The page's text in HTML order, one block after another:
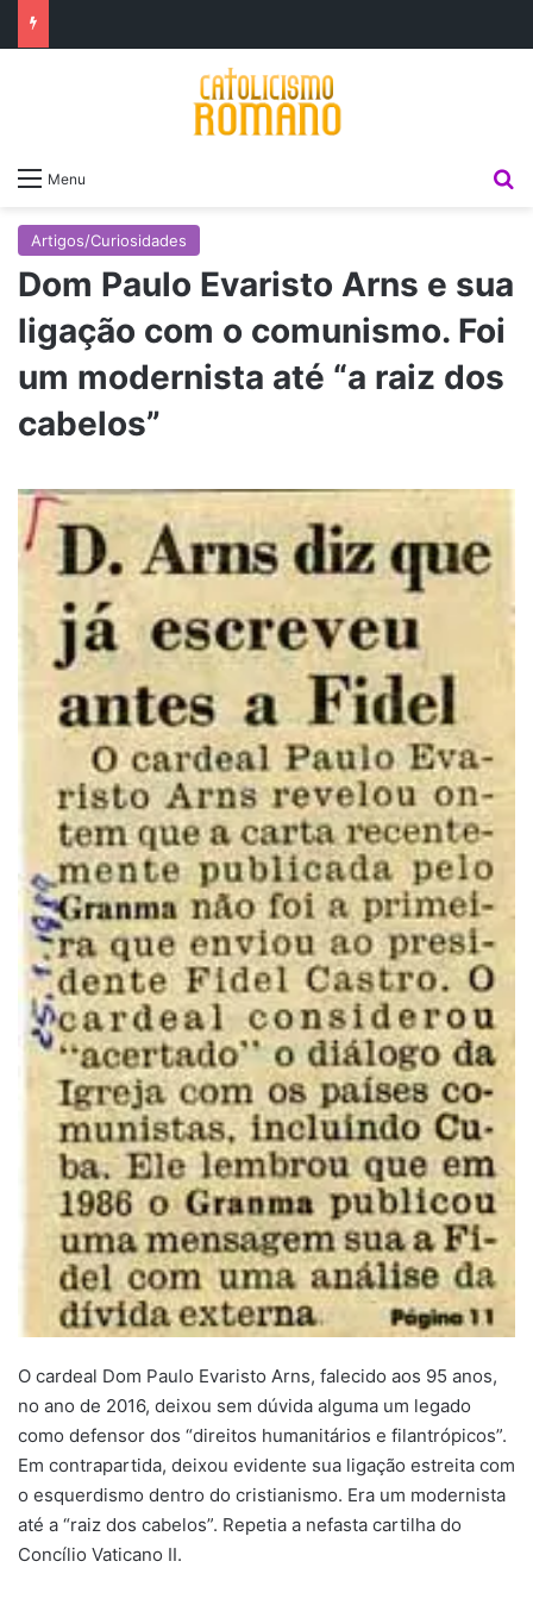
Menu
Artigos/Curiosidades
Dom Paulo Evaristo Arns e sua
ligação com o comunismo. Foi
um modernista até “a raiz dos
cabelos”
O cardeal Dom Paulo Evaristo Arns, falecido aos 95 anos,
no ano de 2016, deixou sem dúvida alguma um legado
como defensor dos “direitos humanitários e filantrópicos”.
Em contrapartida, deixou evidente sua ligação estreita com
o esquerdismo dentro do cristianismo. Era um modernista
até a “raiz dos cabelos”. Repetia a nefasta cartilha do
Concílio Vaticano II.